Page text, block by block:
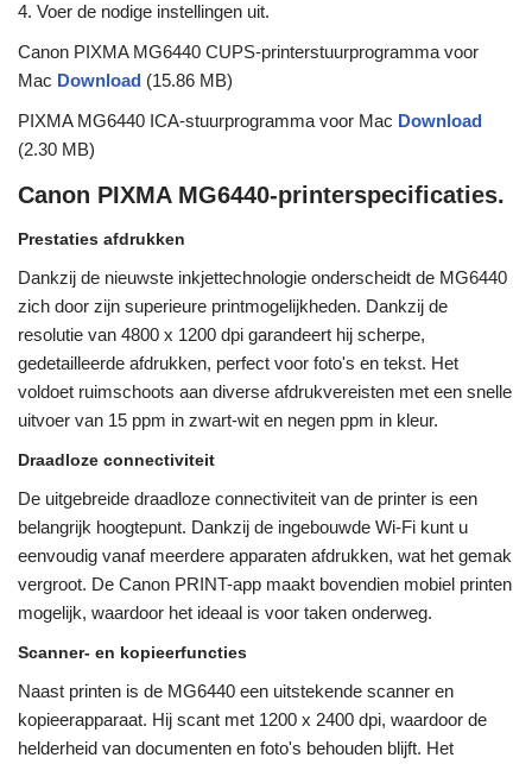
4. Voer de nodige instellingen uit.
Canon PIXMA MG6440 CUPS-printerstuurprogramma voor
Mac Download (15.86 MB)
PIXMA MG6440 ICA-stuurprogramma voor Mac Download
(2.30 MB)
Canon PIXMA MG6440-printerspecificaties.
Prestaties afdrukken
Dankzij de nieuwste inkjettechnologie onderscheidt de MG6440
zich door zijn superieure printmogelijkheden. Dankzij de
resolutie van 4800 x 1200 dpi garandeert hij scherpe,
gedetailleerde afdrukken, perfect voor foto's en tekst. Het
voldoet ruimschoots aan diverse afdrukvereisten met een snelle
uitvoer van 15 ppm in zwart-wit en negen ppm in kleur.
Draadloze connectiviteit
De uitgebreide draadloze connectiviteit van de printer is een
belangrijk hoogtepunt. Dankzij de ingebouwde Wi-Fi kunt u
eenvoudig vanaf meerdere apparaten afdrukken, wat het gemak
vergroot. De Canon PRINT-app maakt bovendien mobiel printen
mogelijk, waardoor het ideaal is voor taken onderweg.
Scanner- en kopieerfuncties
Naast printen is de MG6440 een uitstekende scanner en
kopieerapparaat. Hij scant met 1200 x 2400 dpi, waardoor de
helderheid van documenten en foto's behouden blijft. Het